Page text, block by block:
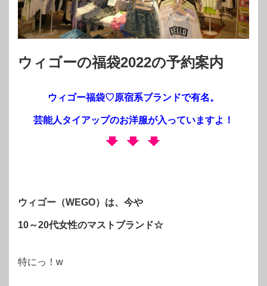
ウィゴーの福袋2022の予約案内
ウィゴー福袋♡原宿系ブランドで有名。
芸能人タイアップのお洋服が入っていますよ！
ウィゴー（WEGO）は、今や
10～20代女性のマストブランド☆
特にっ！w